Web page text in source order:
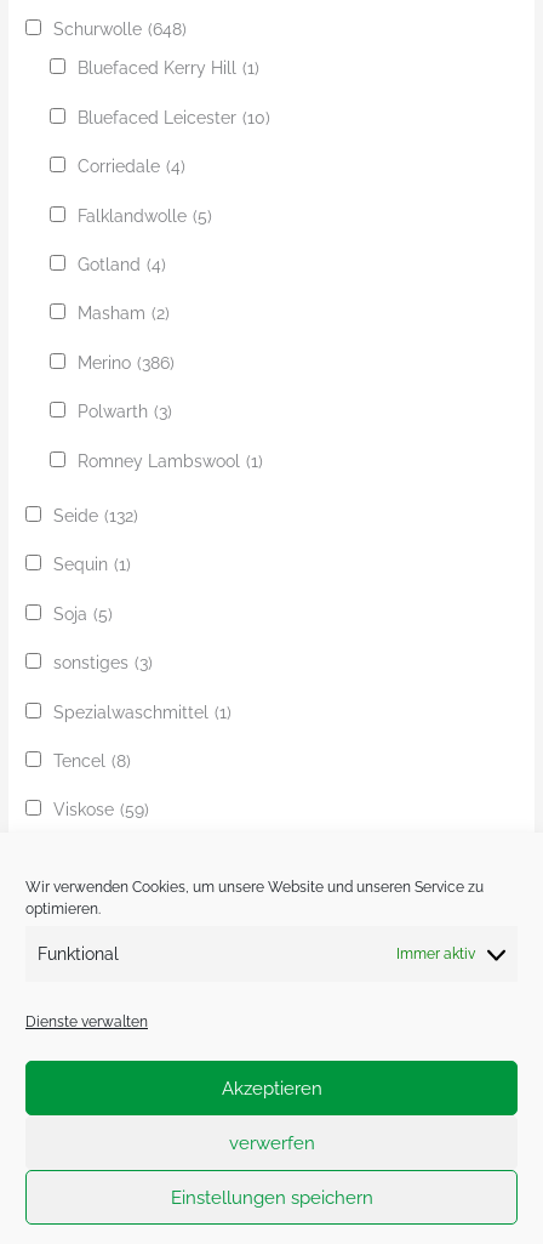
Wir verwenden Cookies, um unsere Website und unseren Service zu
optimieren.
Funktional Immer aktiv
Dienste verwalten
Akzeptieren
verwerfen
Einstellungen speichern
Schurwolle (648)
Bluefaced Kerry Hill (1)
Bluefaced Leicester (10)
Corriedale (4)
Falklandwolle (5)
Gotland (4)
Masham (2)
Merino (386)
Polwarth (3)
Romney Lambswool (1)
Seide (132)
Sequin (1)
Soja (5)
sonstiges (3)
Spezialwaschmittel (1)
Tencel (8)
Viskose (59)
Ziege
Zobel (1)
Copyright © 2026 Herr U am Amalienpark | Powered by